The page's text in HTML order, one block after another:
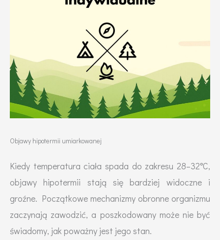
Objawy hipotermii umiarkowanej
Kiedy temperatura ciała spada do zakresu 28–32°C,
objawy hipotermii stają się bardziej widoczne i
groźne. Początkowe mechanizmy obronne organizmu
zaczynają zawodzić, a poszkodowany może nie być
świadomy, jak poważny jest jego stan.